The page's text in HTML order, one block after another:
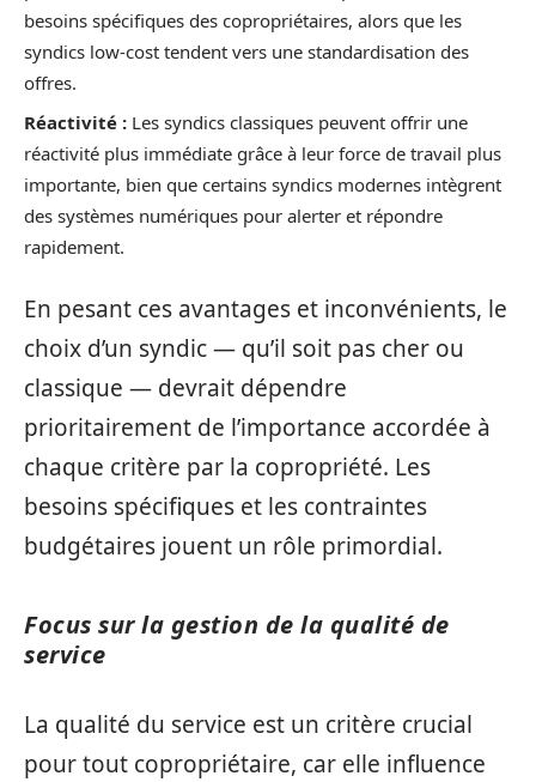
besoins spécifiques des copropriétaires, alors que les
syndics low-cost tendent vers une standardisation des
offres.
Réactivité : Les syndics classiques peuvent offrir une
réactivité plus immédiate grâce à leur force de travail plus
importante, bien que certains syndics modernes intègrent
des systèmes numériques pour alerter et répondre
rapidement.
En pesant ces avantages et inconvénients, le
choix d’un syndic — qu’il soit pas cher ou
classique — devrait dépendre
prioritairement de l’importance accordée à
chaque critère par la copropriété. Les
besoins spécifiques et les contraintes
budgétaires jouent un rôle primordial.
Focus sur la gestion de la qualité de
service
La qualité du service est un critère crucial
pour tout copropriétaire, car elle influence